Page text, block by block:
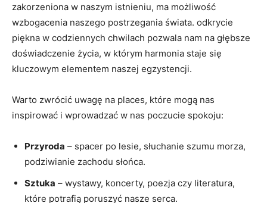
zakorzeniona w naszym istnieniu, ma możliwość
wzbogacenia naszego postrzegania świata. odkrycie
piękna w codziennych chwilach pozwala nam na głębsze
doświadczenie życia, w którym harmonia staje się
kluczowym elementem naszej egzystencji.
Warto zwrócić uwagę na places, które mogą nas
inspirować i wprowadzać w nas poczucie spokoju:
Przyroda – spacer po lesie, słuchanie szumu morza,
podziwianie zachodu słońca.
Sztuka – wystawy, koncerty, poezja czy literatura,
które potrafią poruszyć nasze serca.